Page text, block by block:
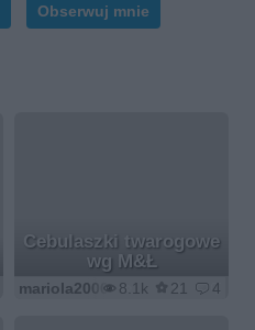
Obserwuj mnie
Cebulaszki twarogowe
wg M&Ł
8.1k 21 4
mariola2000